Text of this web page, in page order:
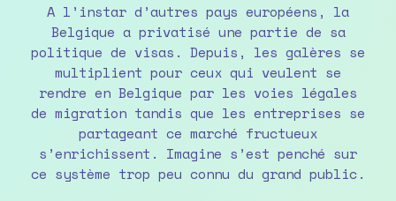
A l’instar d’autres pays européens, la
Belgique a privatisé une partie de sa
politique de visas. Depuis, les galères se
multiplient pour ceux qui veulent se
rendre en Belgique par les voies légales
de migration tandis que les entreprises se
partageant ce marché fructueux
s’enrichissent. Imagine s’est penché sur
ce système trop peu connu du grand public.